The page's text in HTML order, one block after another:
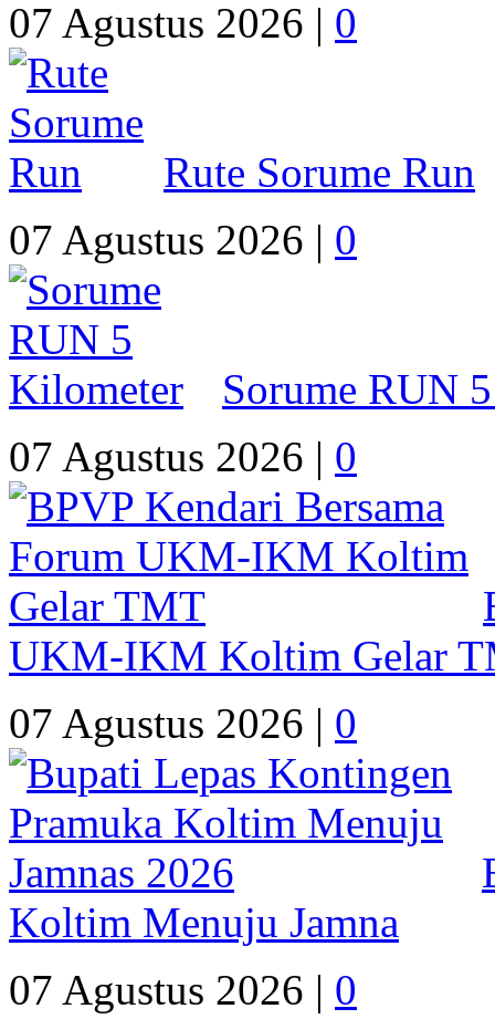
07 Agustus 2026 | 0
Rute Sorume Run
07 Agustus 2026 | 0
Sorume RUN
07 Agustus 2026 | 0
UKM-IKM Koltim Gelar
07 Agustus 2026 | 0
Koltim Menuju Jamna
07 Agustus 2026 | 0